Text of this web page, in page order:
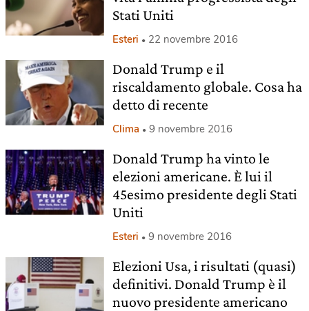
Stati Uniti
Esteri 22 novembre 2016
Donald Trump e il
riscaldamento globale. Cosa ha
detto di recente
Clima 9 novembre 2016
Donald Trump ha vinto le
elezioni americane. È lui il
45esimo presidente degli Stati
Uniti
Esteri 9 novembre 2016
Elezioni Usa, i risultati (quasi)
definitivi. Donald Trump è il
nuovo presidente americano